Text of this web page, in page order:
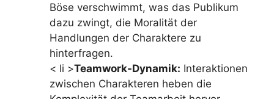
Böse verschwimmt, was das Publikum
dazu zwingt, die Moralität der
Handlungen der Charaktere zu
hinterfragen.
< li >Teamwork-Dynamik: Interaktionen
zwischen Charakteren heben die